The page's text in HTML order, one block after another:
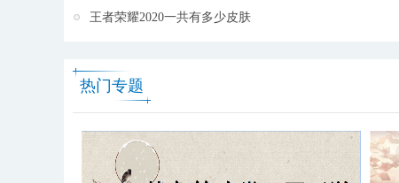
王者荣耀2020一共有多少皮肤
热门专题